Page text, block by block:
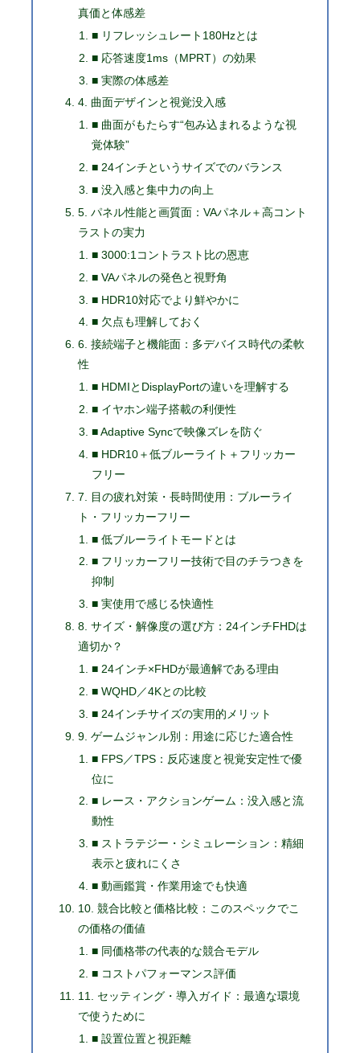
真価と体感差
■ リフレッシュレート180Hzとは
■ 応答速度1ms（MPRT）の効果
■ 実際の体感差
4. 曲面デザインと視覚没入感
■ 曲面がもたらす“包み込まれるような視
覚体験”
■ 24インチというサイズでのバランス
■ 没入感と集中力の向上
5. パネル性能と画質面：VAパネル＋高コント
ラストの実力
■ 3000:1コントラスト比の恩恵
■ VAパネルの発色と視野角
■ HDR10対応でより鮮やかに
■ 欠点も理解しておく
6. 接続端子と機能面：多デバイス時代の柔軟
性
■ HDMIとDisplayPortの違いを理解する
■ イヤホン端子搭載の利便性
■ Adaptive Syncで映像ズレを防ぐ
■ HDR10＋低ブルーライト＋フリッカー
フリー
7. 目の疲れ対策・長時間使用：ブルーライ
ト・フリッカーフリー
■ 低ブルーライトモードとは
■ フリッカーフリー技術で目のチラつきを
抑制
■ 実使用で感じる快適性
8. サイズ・解像度の選び方：24インチFHDは
適切か？
■ 24インチ×FHDが最適解である理由
■ WQHD／4Kとの比較
■ 24インチサイズの実用的メリット
9. ゲームジャンル別：用途に応じた適合性
■ FPS／TPS：反応速度と視覚安定性で優
位に
■ レース・アクションゲーム：没入感と流
動性
■ ストラテジー・シミュレーション：精細
表示と疲れにくさ
■ 動画鑑賞・作業用途でも快適
10. 競合比較と価格比較：このスペックでこ
の価格の価値
■ 同価格帯の代表的な競合モデル
■ コストパフォーマンス評価
11. セッティング・導入ガイド：最適な環境
で使うために
■ 設置位置と視距離